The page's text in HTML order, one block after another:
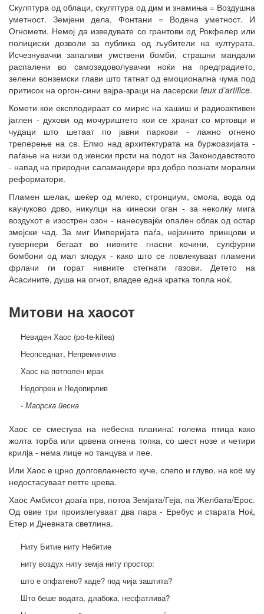
Скулптура од облаци, скулптура од дим и знамиња = Воздушна
уметност. Земјени дела. Фонтани = Водена уметност. И
Огномети. Немој да изведувате со грантови од Рокфелер или
полициски дозволи за публика од љубители на културата.
Исчезнувачки запаливи умствени бомби, страшни мандали
распалени во самозадоволувачки ноќи на предградието,
зелени вонземски глави што татнат од емоционална чума под
притисок на оргон-сини вајра-зраци на ласерски feux d’artifice.
Комети кои експлодираат со мирис на хашиш и радиоактивен
јаглен - духови од мочуриштето кои се хранат со мртовци и
чудаци што шетаат по јавни паркови - лажно огнено
треперење на св. Елмо над архитектурата на буржоазијата -
паѓање на низи од женски прсти на подот на Законодавството
- напад на природни саламандери врз добро познати морални
реформатори.
Пламен шелак, шеќер од млеко, стронциум, смола, вода од
каучуково дрво, никулци на кинески оган - за неколку мига
воздухот е изострен озон - нанесувајќи опален облак од остар
змејски чад. За миг Империјата паѓа, нејзините принцови и
гувернери бегаат во нивните гнасни кочини, сулфурни
бомбони од мал злодух - како што се повлекуваат пламени
фрлачи ги горат нивните стегнати гaзови. Детето на
Асасините, душа на огнот, владее една кратка топла ноќ.
Митови на хаосот
Невиден Хаос (po-te-kitea)
Неопседнат, Непреминлив
Хаос на потполен мрак
Недопрен и Недопирлив
- Маорска песна
Хаос се сместува на небесна планина: голема птица како
жолта торба или црвена огнена топка, со шест нозе и четири
крилjа - нема лице но танцува и пее.
Или Хаос е црно долговлакнесто куче, слепо и глуво, на коe му
недостасуваат петте црева.
Хаос Амбисот доаѓа прв, потоа Земјата/Геја, па Желбата/Ерос.
Од овие три произлегуваат два пара - Еребус и старата Ноќ,
Етер и Дневната светлина.
Ниту Битие ниту Небитие
ниту воздух ниту земја ниту простор:
што е опфатено? каде? под чија заштита?
Што беше водата, длабока, несфатлива?